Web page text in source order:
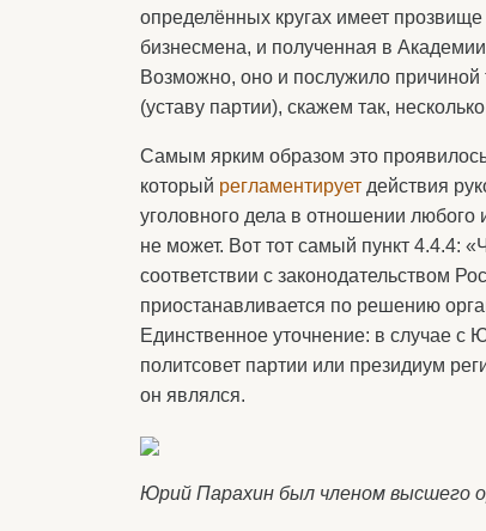
определённых кругах имеет
бизнесмена, и полученная в
Возможно, оно и послужило причиной
(уставу партии), скажем так,
Самым ярким образом это
который регламентирует действия
уголовного дела в отношении любого
не может. Вот тот самый пункт 4.4.4:
соответствии с законодательством
приостанавливается по решению
Единственное уточнение: в случае
политсовет партии или президиум
он являлся.
Юрий Парахин был членом высшего